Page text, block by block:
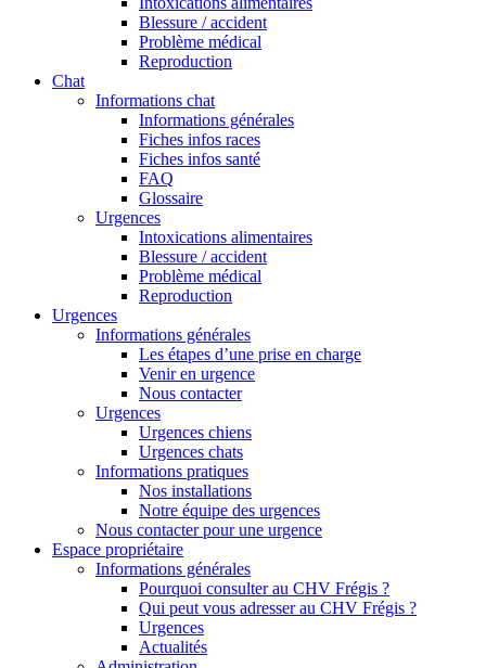
Blessure / accident
Problème médical
Reproduction
Chat
Informations chat
Informations générales
Fiches infos races
Fiches infos santé
FAQ
Glossaire
Urgences
Intoxications alimentaires
Blessure / accident
Problème médical
Reproduction
Urgences
Informations générales
Les étapes d’une prise en charge
Venir en urgence
Nous contacter
Urgences
Urgences chiens
Urgences chats
Informations pratiques
Nos installations
Notre équipe des urgences
Nous contacter pour une urgence
Espace propriétaire
Informations générales
Pourquoi consulter au CHV Frégis ?
Qui peut vous adresser au CHV Frégis ?
Urgences
Actualités